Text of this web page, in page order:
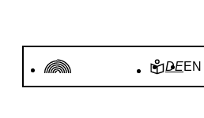
DEEN